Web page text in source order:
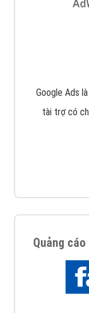
Google Ads
tài trợ có
Quảng